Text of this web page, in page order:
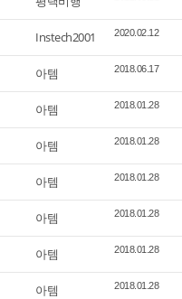
Instech2001 2020.02.12
아템 2018.06.17
아템 2018.01.28
아템 2018.01.28
아템 2018.01.28
아템 2018.01.28
아템 2018.01.28
아템 2018.01.28